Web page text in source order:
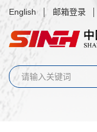
English 邮箱登录